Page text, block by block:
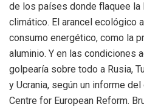
de los países donde flaquee la
climático. El arancel ecológico
consumo energético, como la
aluminio. Y en las condiciones
golpearía sobre todo a Rusia,
y Ucrania, según un informe
Centre for European Reform.